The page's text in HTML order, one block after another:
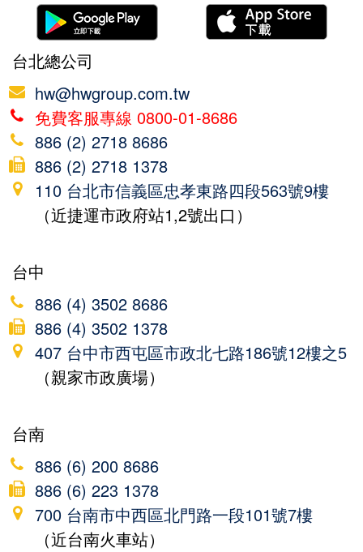
台北總公司
hw@hwgroup.com.tw
免費客服專線 0800-01-8686
886 (2) 2718 8686
886 (2) 2718 1378
110 台北市信義區忠孝東路四段563號9樓
（近捷運市政府站1,2號出口）
台中
886 (4) 3502 8686
886 (4) 3502 1378
407 台中市西屯區市政北七路186號12樓之5
（親家市政廣場）
台南
886 (6) 200 8686
886 (6) 223 1378
700 台南市中西區北門路一段101號7樓
（近台南火車站）